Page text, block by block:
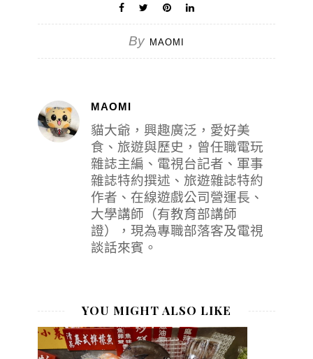
By MAOMI
MAOMI
貓大爺，興趣廣泛，愛好美
食、旅遊與歷史，曾任職電玩
雜誌主編、電視台記者、軍事
雜誌特約撰述、旅遊雜誌特約
作者、在線遊戲公司營運長、
大學講師（有教育部講師
證），現為專職部落客及電視
談話來賓。
YOU MIGHT ALSO LIKE